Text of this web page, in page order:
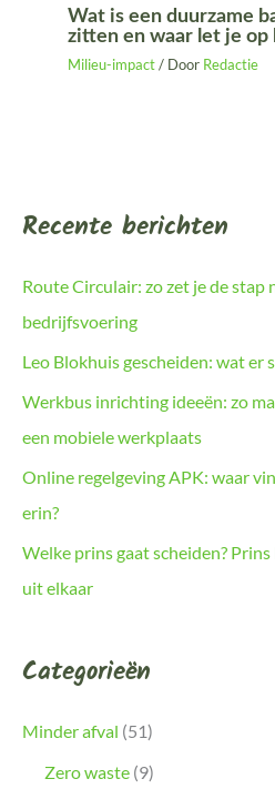
Wat is een duurzame
zitten en waar let je
Milieu-impact/ Door Redactie
Recente berichten
Route Circulair: zo zet je de stap
bedrijfsvoering
Leo Blokhuis gescheiden: wat er
Werkbus inrichting ideeën: zo
een mobiele werkplaats
Online regelgeving APK: waar
erin?
Welke prins gaat scheiden?
uit elkaar
Categorieën
Minder afval (51)
Zero waste (9)